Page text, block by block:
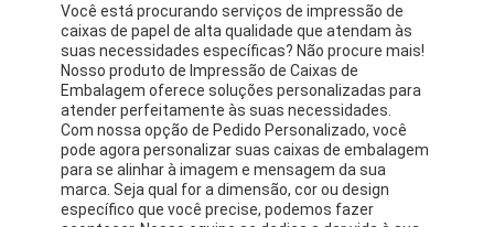
Você está procurando serviços de impressão de
caixas de papel de alta qualidade que atendam às
suas necessidades específicas? Não procure mais!
Nosso produto de Impressão de Caixas de
Embalagem oferece soluções personalizadas para
atender perfeitamente às suas necessidades.
Com nossa opção de Pedido Personalizado, você
pode agora personalizar suas caixas de embalagem
para se alinhar à imagem e mensagem da sua
marca. Seja qual for a dimensão, cor ou design
específico que você precise, podemos fazer